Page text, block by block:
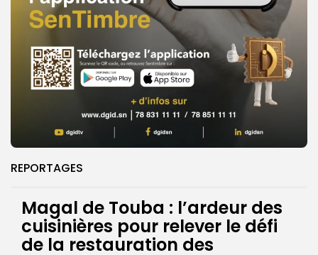
REPORTAGES
Magal de Touba : l’ardeur des
cuisinières pour relever le défi
de la restauration des